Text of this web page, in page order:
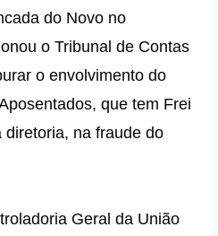
do Novo no
o Tribunal de Contas
o envolvimento do
que tem Frei
diretoria, na fraude do
Geral da União